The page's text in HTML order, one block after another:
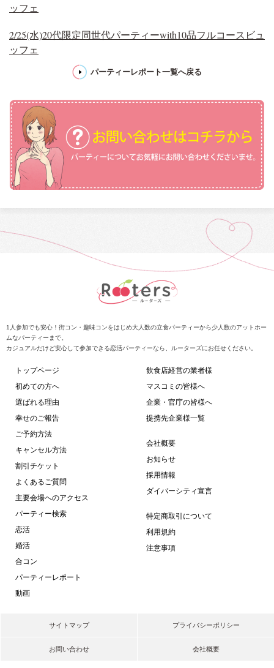
ッフェ
2/25(水)20代限定同世代パーティーwith10品フルコースビュ
ッフェ
パーティーレポート一覧へ戻る
1人参加でも安心！街コン・趣味コンをはじめ大人数の立食パーティーから少人数のアットホー
ムなパーティーまで。
カジュアルだけど安心して参加できる恋活パーティーなら、ルーターズにお任せください。
トップページ
初めての方へ
選ばれる理由
幸せのご報告
ご予約方法
キャンセル方法
割引チケット
よくあるご質問
主要会場へのアクセス
パーティー検索
恋活
婚活
合コン
パーティーレポート
動画
飲食店経営の業者様
マスコミの皆様へ
企業・官庁の皆様へ
提携先企業様一覧
会社概要
お知らせ
採用情報
ダイバーシティ宣言
特定商取引について
利用規約
注意事項
サイトマップ プライバシーポリシー
お問い合わせ 会社概要